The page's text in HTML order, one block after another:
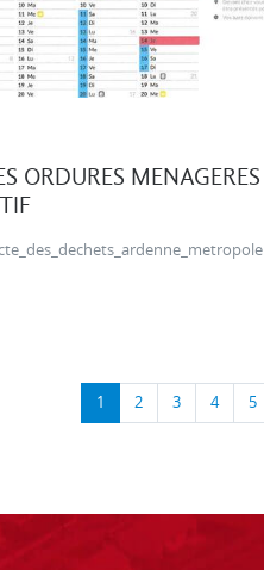
ORDURES MENAGERES
1 2 3 4 5